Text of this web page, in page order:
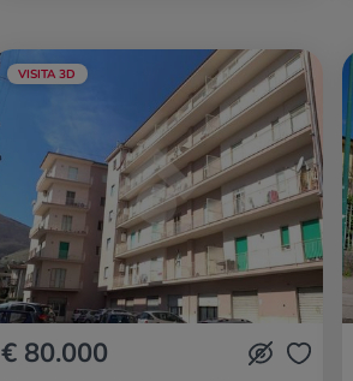
VISITA 3D
€ 80.000